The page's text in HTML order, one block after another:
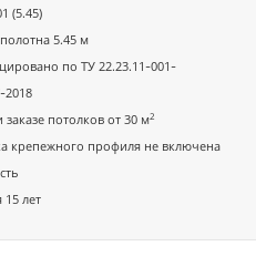
(5.45)
5.45 м
по ТУ 22.23.11-001-
2018
потолков от 30 м2
крепежного профиля не включена
15 лет